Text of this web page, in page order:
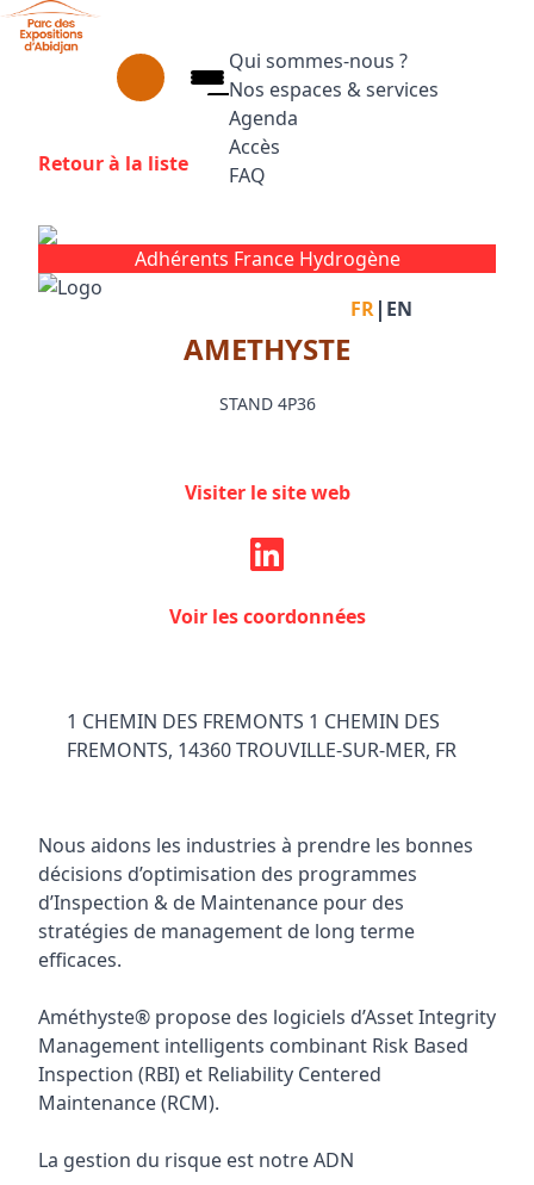
Aller au contenu principal
Qui sommes-nous ?
Nos espaces & services
Agenda
Accès
FAQ
Facebook
Instagram
Linkedin
FR| EN
Retour à la liste
Adhérents France Hydrogène
AMETHYSTE
STAND 4P36
Visiter le site web
Voir les coordonnées
1 CHEMIN DES FREMONTS 1 CHEMIN DES
FREMONTS, 14360 TROUVILLE-SUR-MER, FR
Nous aidons les industries à prendre les bonnes
décisions d’optimisation des programmes
d’Inspection & de Maintenance pour des
stratégies de management de long terme
efficaces.
Améthyste® propose des logiciels d’Asset Integrity
Management intelligents combinant Risk Based
Inspection (RBI) et Reliability Centered
Maintenance (RCM).
La gestion du risque est notre ADN
Panneau de gestion des cookies